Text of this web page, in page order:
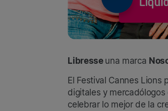
Libresse una marca
El Festival Cannes
digitales y
celebrar lo mejor de la